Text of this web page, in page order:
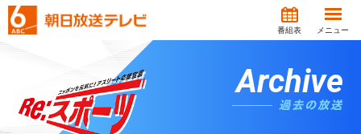
番組表 メニュー
Archive
過去の放送